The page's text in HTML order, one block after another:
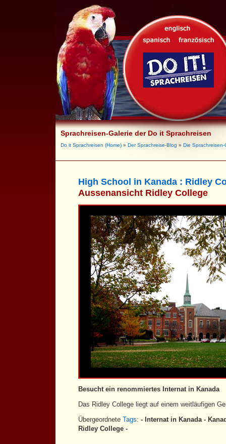
Sprachreisen-Galerie der Do it Sprachreisen
Do it Sprachreisen (Home) » Der Sprachreise-Blog » Die Sprachreisen-
High School in Kanada : Ridley
Aussenansicht Ridley College
Besucht ein renommiertes Internat in Kanada
Das Ridley College liegt auf einem weitläufigen
Übergeordnete Tags: - Internat in Kanada -
Ridley College -